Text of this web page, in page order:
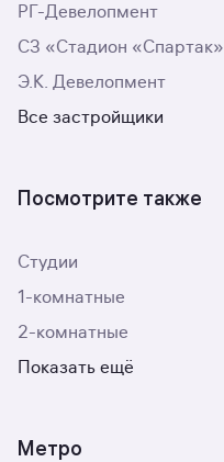
РГ-Девелопмент
СЗ «Стадион «Спартак»
Э.К. Девелопмент
Все застройщики
Посмотрите также
Студии
1-комнатные
2-комнатные
Показать ещё
Метро